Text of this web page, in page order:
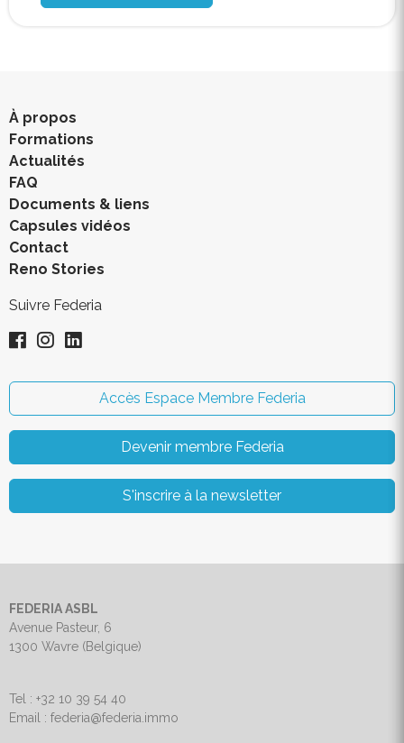
À propos
Formations
Actualités
FAQ
Documents & liens
Capsules vidéos
Contact
Reno Stories
Suivre Federia
Accès Espace Membre Federia
Devenir membre Federia
S'inscrire à la newsletter
FEDERIA ASBL
Avenue Pasteur, 6
1300 Wavre (Belgique)
Tel : +32 10 39 54 40
Email : federia@federia.immo